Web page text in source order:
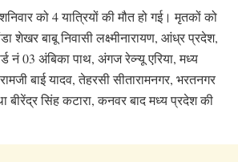
को 4 यात्रियों की मौत हो गई। मृतकों को
शेखर बाबू निवासी लक्ष्मीनारायण, आंध्र प्रदेश,
नं 03 अंबिका पाथ, अंगज रेव्न्यू एरिया, मध्य
बाई यादव, तेहरसी सीतारामनगर, भरतनगर
बीरेंद्र सिंह कटारा, कनवर बाद मध्य प्रदेश की